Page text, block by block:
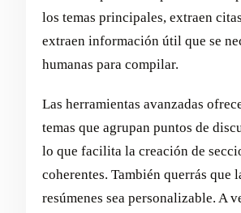
los temas principales, extraen
extraen información útil que se
humanas para compilar.
Las herramientas avanzadas
temas que agrupan puntos de
lo que facilita la creación de
coherentes. También querrás que
resúmenes sea personalizable. A